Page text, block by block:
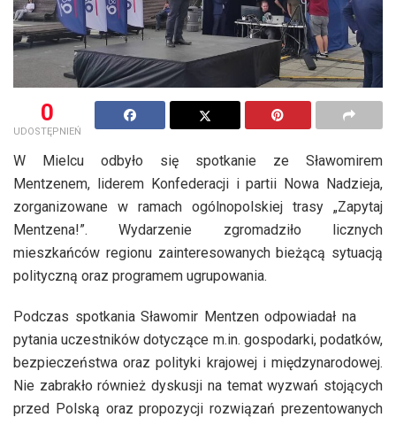
0
UDOSTĘPNIEŃ
W Mielcu odbyło się spotkanie ze Sławomirem
Mentzenem, liderem Konfederacji i partii Nowa Nadzieja,
zorganizowane w ramach ogólnopolskiej trasy „Zapytaj
Mentzena!”. Wydarzenie zgromadziło licznych
mieszkańców regionu zainteresowanych bieżącą sytuacją
polityczną oraz programem ugrupowania.
Podczas spotkania Sławomir Mentzen odpowiadał na
pytania uczestników dotyczące m.in. gospodarki, podatków,
bezpieczeństwa oraz polityki krajowej i międzynarodowej.
Nie zabrakło również dyskusji na temat wyzwań stojących
przed Polską oraz propozycji rozwiązań prezentowanych